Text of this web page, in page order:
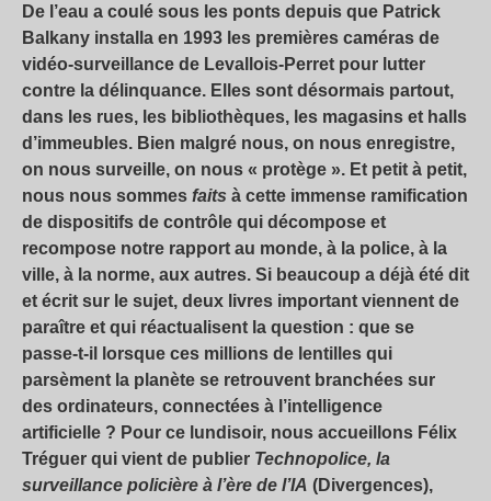
De l’eau a coulé sous les ponts depuis que Patrick
Balkany installa en 1993 les premières caméras de
vidéo-surveillance de Levallois-Perret pour lutter
contre la délinquance. Elles sont désormais partout,
dans les rues, les bibliothèques, les magasins et halls
d’immeubles. Bien malgré nous, on nous enregistre,
on nous surveille, on nous « protège ». Et petit à petit,
nous nous sommes faits à cette immense ramification
de dispositifs de contrôle qui décompose et
recompose notre rapport au monde, à la police, à la
ville, à la norme, aux autres. Si beaucoup a déjà été dit
et écrit sur le sujet, deux livres important viennent de
paraître et qui réactualisent la question : que se
passe-t-il lorsque ces millions de lentilles qui
parsèment la planète se retrouvent branchées sur
des ordinateurs, connectées à l’intelligence
artificielle ? Pour ce lundisoir, nous accueillons Félix
Tréguer qui vient de publier Technopolice, la
surveillance policière à l’ère de l’IA (Divergences),